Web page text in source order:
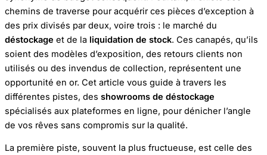
chemins de traverse pour acquérir ces pièces d’exception à
des prix divisés par deux, voire trois : le marché du
déstockage et de la liquidation de stock. Ces canapés, qu’ils
soient des modèles d’exposition, des retours clients non
utilisés ou des invendus de collection, représentent une
opportunité en or. Cet article vous guide à travers les
différentes pistes, des showrooms de déstockage
spécialisés aux plateformes en ligne, pour dénicher l’angle
de vos rêves sans compromis sur la qualité.
La première piste, souvent la plus fructueuse, est celle des